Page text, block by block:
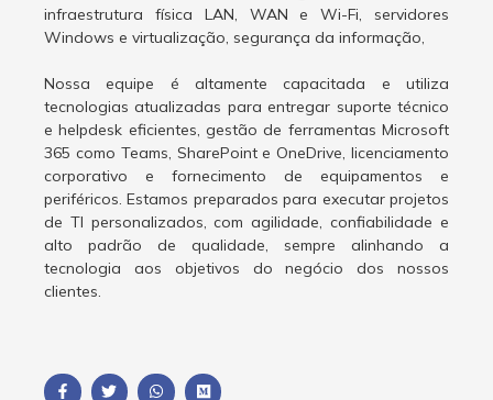
infraestrutura física LAN, WAN e Wi-Fi, servidores
Windows e virtualização, segurança da informação,
Nossa equipe é altamente capacitada e utiliza
tecnologias atualizadas para entregar suporte técnico
e helpdesk eficientes, gestão de ferramentas Microsoft
365 como Teams, SharePoint e OneDrive, licenciamento
corporativo e fornecimento de equipamentos e
periféricos. Estamos preparados para executar projetos
de TI personalizados, com agilidade, confiabilidade e
alto padrão de qualidade, sempre alinhando a
tecnologia aos objetivos do negócio dos nossos
clientes.